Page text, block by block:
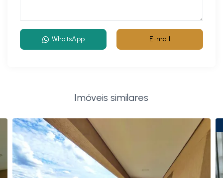
WhatsApp E-mail
Imóveis similares